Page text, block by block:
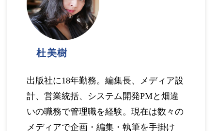
杜美樹
出版社に18年勤務。編集長、メディア設
計、営業統括、システム開発PMと畑違
いの職務で管理職を経験。現在は数々の
メディアで企画・編集・執筆を手掛け